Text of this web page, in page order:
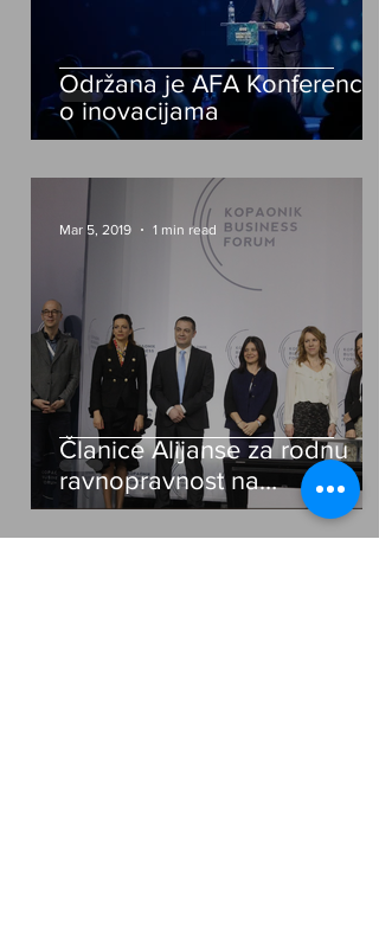
Održana je AFA Konferencija
o inovacijama
Članice Alijanse za rodnu
ravnopravnost na
ovogodišnjem Kopaonik
biznis forumu
Mar 5, 2019 1 min read